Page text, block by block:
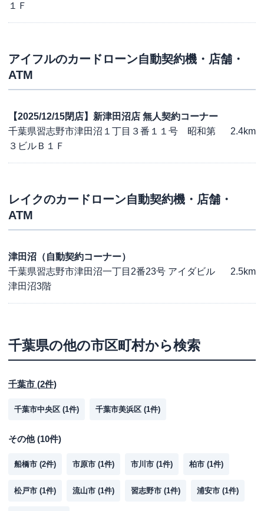
１Ｆ
アイフルのカードローン自動契約機・店舗・
ATM
【2025/12/15閉店】新津田沼店 無人契約コーナー
千葉県習志野市津田沼１丁目３番１１号 昭和第
３ビルＢ１Ｆ
2.4km
レイクのカードローン自動契約機・店舗・
ATM
津田沼（自動契約コーナー）
千葉県習志野市津田沼一丁目2番23号 アイダビル
津田沼3階
2.5km
千葉県の他の市区町村から検索
千葉市 (2件)
千葉市中央区 (1件) 千葉市美浜区 (1件)
その他(10件)
船橋市 (2件) 市原市 (1件) 市川市 (1件) 柏市 (1件)
松戸市 (1件) 流山市 (1件) 習志野市 (1件) 浦安市 (1件)